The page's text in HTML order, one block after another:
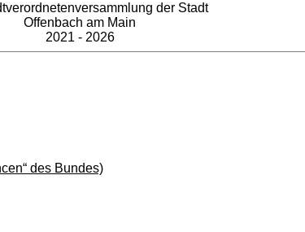
der Stadt
Offenbach am Main
2021 - 2026
des Bundes)